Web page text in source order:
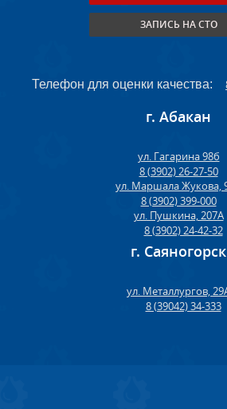
ЗАПИСЬ НА СТО
Телефон для оценки качества:
г. Абакан
ул. Гагарина 98б
8 (3902) 26-27-50
ул. Маршала Жукова,
8 (3902) 399-000
ул. Пушкина, 207А
8 (3902) 24-42-32
г. Саяногорск
ул. Металлургов,
8 (39042) 34-333